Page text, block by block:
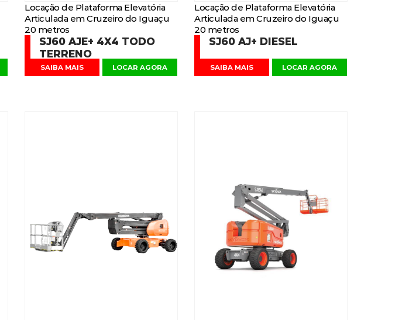
Locação de Plataforma Elevatória
Articulada em Cruzeiro do Iguaçu
20 metros
SJ60 AJE+ 4X4 TODO
TERRENO
SAIBA MAIS LOCAR AGORA
Locação de Plataforma Elevatória
Articulada em Cruzeiro do Iguaçu
20 metros
SJ60 AJ+ DIESEL
SAIBA MAIS LOCAR AGORA